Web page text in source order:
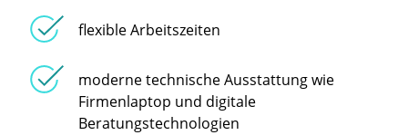
flexible Arbeitszeiten
moderne technische Ausstattung wie
Firmenlaptop und digitale
Beratungstechnologien